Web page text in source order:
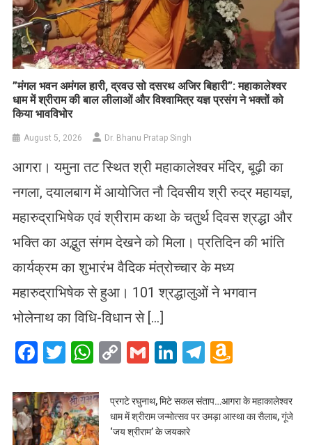
​”मंगल भवन अमंगल हारी, द्रवउ सो दसरथ अजिर बिहारी”: महाकालेश्वर
धाम में श्रीराम की बाल लीलाओं और विश्वामित्र यज्ञ प्रसंग ने भक्तों को
किया भावविभोर
August 5, 2026 Dr. Bhanu Pratap Singh
आगरा। यमुना तट स्थित श्री महाकालेश्वर मंदिर, बूढ़ी का
नगला, दयालबाग में आयोजित नौ दिवसीय श्री रुद्र महायज्ञ,
महारुद्राभिषेक एवं श्रीराम कथा के चतुर्थ दिवस श्रद्धा और
भक्ति का अद्भुत संगम देखने को मिला। प्रतिदिन की भांति
कार्यक्रम का शुभारंभ वैदिक मंत्रोच्चार के मध्य
महारुद्राभिषेक से हुआ। 101 श्रद्धालुओं ने भगवान
भोलेनाथ का विधि-विधान से […]
Facebook
Twitter
WhatsApp
CopyGmailLinkedIn
Telegram
List
प्रगटे रघुनाथ, मिटे सकल संताप…आगरा के महाकालेश्वर
धाम में श्रीराम जन्मोत्सव पर उमड़ा आस्था का सैलाब, गूंजे
‘जय श्रीराम’ के जयकारे